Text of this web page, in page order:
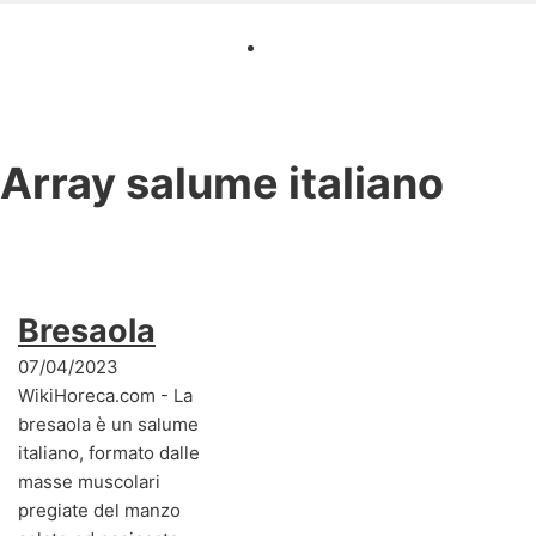
Array salume italiano
Bresaola
07/04/2023
WikiHoreca.com - La
bresaola è un salume
italiano, formato dalle
masse muscolari
pregiate del manzo